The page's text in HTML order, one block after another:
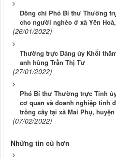
Đồng chí Phó Bí thư Thường
cho người nghèo ở xã Yên
(26/01/2022)
Thường trực Đảng ủy Khối
anh hùng Trần Thị Tư
(27/01/2022)
Phó Bí thư Thường trực Tỉnh
cơ quan và doanh nghiệp tỉnh
trồng cây tại xã Mai Phụ,
(07/02/2022)
Những tin cũ hơn